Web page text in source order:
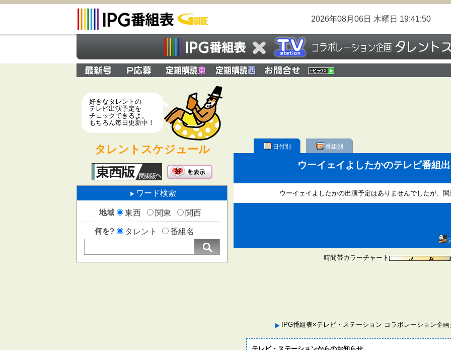
2026年08月06日 木曜日 19:41:50
好きなタレントの
テレビ出演予定を
チェックできるよ。
もちろん毎日更新中！
タレントスケジュール
ワード検索
地域 東西 関東 関西
何を? タレント 番組名
日付別 番組別
ウーイェイよしたかのテレビ番組
ウーイェイよしたかの出演予定はありませんでしたが、関
時間帯カラーチャート
IPG番組表×テレビ・ステーション コラボレーション企